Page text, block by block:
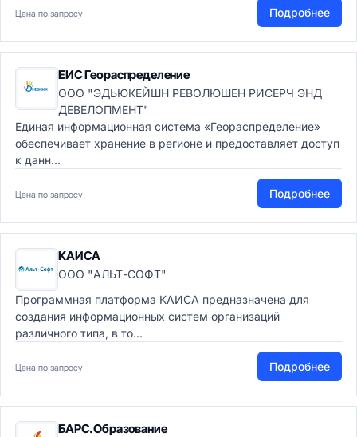
Цена по запросу Подробнее
ЕИС Геораспределение
ООО "ЭДЬЮКЕЙШН РЕВОЛЮШЕН РИСЕРЧ ЭНД
ДЕВЕЛОПМЕНТ"
Единая информационная система «Геораспределение»
обеспечивает хранение в регионе и предоставляет доступ
к данн...
Цена по запросу Подробнее
КАИСА
ООО "АЛЬТ-СОФТ"
Программная платформа КАИСА предназначена для
создания информационных систем организаций
различного типа, в то...
Цена по запросу Подробнее
БАРС.Образование